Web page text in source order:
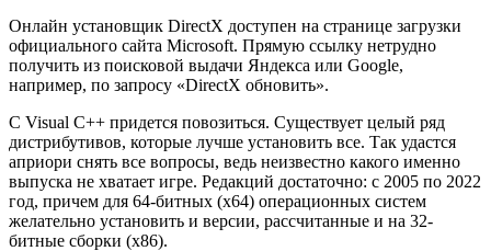
Онлайн установщик DirectX доступен на странице загрузки
официального сайта Microsoft. Прямую ссылку нетрудно
получить из поисковой выдачи Яндекса или Google,
например, по запросу «DirectX обновить».
С Visual C++ придется повозиться. Существует целый ряд
дистрибутивов, которые лучше установить все. Так удастся
априори снять все вопросы, ведь неизвестно какого именно
выпуска не хватает игре. Редакций достаточно: с 2005 по 2022
год, причем для 64-битных (х64) операционных систем
желательно установить и версии, рассчитанные и на 32-
битные сборки (х86).